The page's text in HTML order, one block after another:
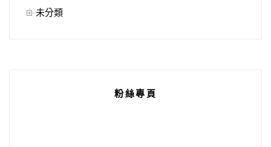
未分類
粉絲專頁